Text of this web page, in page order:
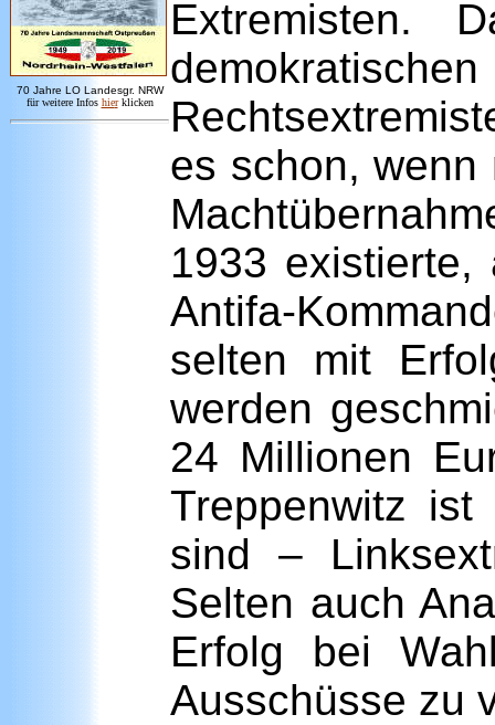
70 Jahre LO Landesgr. NRW
für weitere Infos hier klicken
Extremisten.
es schon, wenn
1933
Antifa-
selten mit
werden
24 Millionen
Treppenwitz
sind –
Selten auch
Erfolg bei
Ausschüsse zu